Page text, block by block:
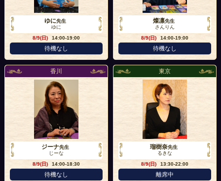
ゆに先生
ゆに
8/9(日)
14:00-19:00
待機なし
燦凛先生
さんりん
8/9(日)
14:00-19:00
待機なし
香川
ジーナ先生
じーな
8/9(日)
14:00-18:30
待機なし
東京
瑠樹奈先生
るきな
8/9(日)
13:30-22:00
離席中